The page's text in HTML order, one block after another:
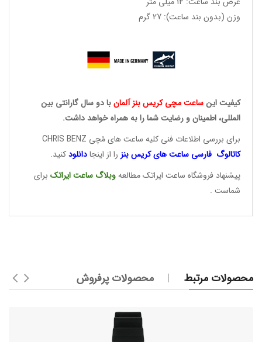
وزن (بدون بند ساعت): 27 گرم
کیفیت اینساعت مچی کریسبنز آلمانبا دو سال گارانتی بین
المللی، اطمینان و رضایت شما را به همراه خواهد داشت.
برای بررسی اطلاعات فنی کلیه ساعت های مُچی CHRIS BENZ
کاتالوگ فارسی ساعت هایکریس بنز را از اینجادانلودکنید.
پیشنهاد فروشگاه ساعت ایراتک مطالعهوبلاگ ساعتایراتک برای
شماست .
محصولات مرتبط محصولات پرفروش